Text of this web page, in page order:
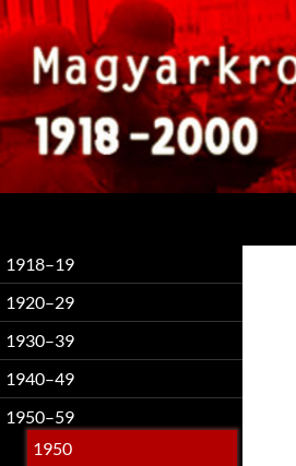
1918–19
1920–29
1930–39
1940–49
1950–59
1950